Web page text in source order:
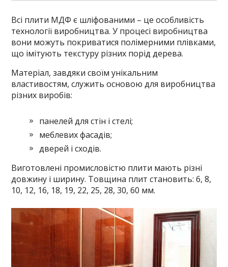
Всі плити МДФ є шліфованими – це особливість
технології виробництва. У процесі виробництва
вони можуть покриватися полімерними плівками,
що імітують текстуру різних порід дерева.
Матеріал, завдяки своїм унікальним
властивостям, служить основою для виробництва
різних виробів:
панелей для стін і стелі;
меблевих фасадів;
дверей і сходів.
Виготовлені промисловістю плити мають різні
довжину і ширину. Товщина плит становить: 6, 8,
10, 12, 16, 18, 19, 22, 25, 28, 30, 60 мм.